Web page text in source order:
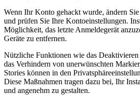
Wenn Ihr Konto gehackt wurde, ändern
und prüfen Sie Ihre Kontoeinstellungen.
Möglichkeit, das letzte Anmeldegerät
Geräte zu entfernen.
Nützliche Funktionen wie das Deaktivieren
das Verhindern von unerwünschten
Stories können in den
Diese Maßnahmen tragen dazu bei, Ihr
und angenehm zu gestalten.